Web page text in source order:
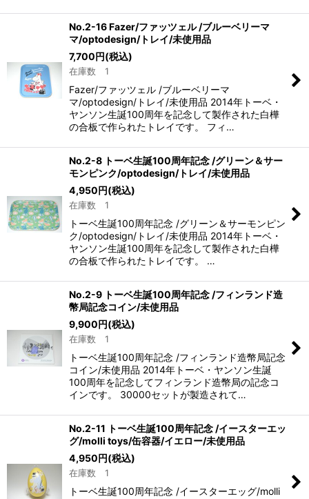
No.2-16 Fazer/ファッツェル /ブルーベリーマ
マ/optodesign/トレイ/未使用品
7,700円(税込)
在庫数 1
Fazer/ファッツェル /ブルーベリーマ
マ/optodesign/トレイ/未使用品 2014年トーベ・
ヤンソン生誕100周年を記念して製作された白樺
の合板で作られたトレイです。 フィ…
No.2-8 トーベ生誕100周年記念 /グリーン＆サー
モンピンク/optodesign/トレイ/未使用品
4,950円(税込)
在庫数 1
トーベ生誕100周年記念 /グリーン＆サーモンピン
ク/optodesign/トレイ/未使用品 2014年トーベ・
ヤンソン生誕100周年を記念して製作された白樺
の合板で作られたトレイです。 …
No.2-9 トーベ生誕100周年記念 /フィンランド造
幣局記念コイン/未使用品
9,900円(税込)
在庫数 1
トーベ生誕100周年記念 /フィンランド造幣局記念
コイン/未使用品 2014年トーベ・ヤンソン生誕
100周年を記念してフィンランド造幣局の記念コ
インです。 30000セットが製造されて…
No.2-11 トーベ生誕100周年記念 /イースターエッ
グ/molli toys/缶容器/イエロー/未使用品
4,950円(税込)
在庫数 1
トーベ生誕100周年記念 /イースターエッグ/molli